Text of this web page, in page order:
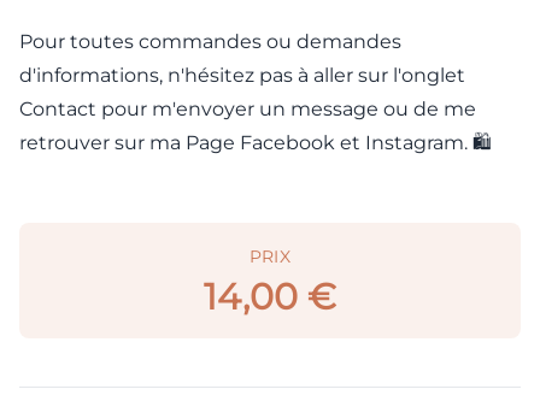
Pour toutes commandes ou demandes
d'informations, n'hésitez pas à aller sur l'onglet
Contact pour m'envoyer un message ou de me
retrouver sur ma Page Facebook et Instagram. 🛍️
PRIX
14,00 €